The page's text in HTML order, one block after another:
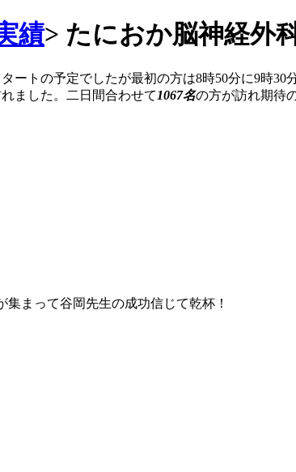
績> たにおか脳神経外
ートの予定でしたが最初の方は8時50分に9時
ました。二日間合わせて 1067名の方が訪れ期待
まって谷岡先生の成功信じて乾杯！